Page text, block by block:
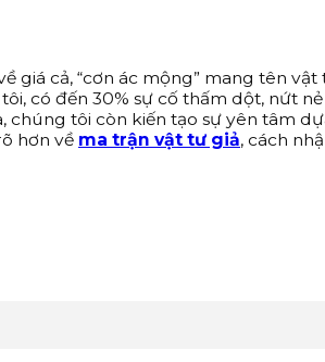
cả, “cơn ác mộng” mang tên
có đến 30% sự cố thấm dột, nứt
chúng tôi còn kiến tạo sự yên tâm
hơn về ma trận vật tư giả, cách